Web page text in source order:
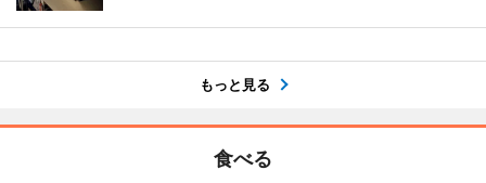
もっと見る
食べる